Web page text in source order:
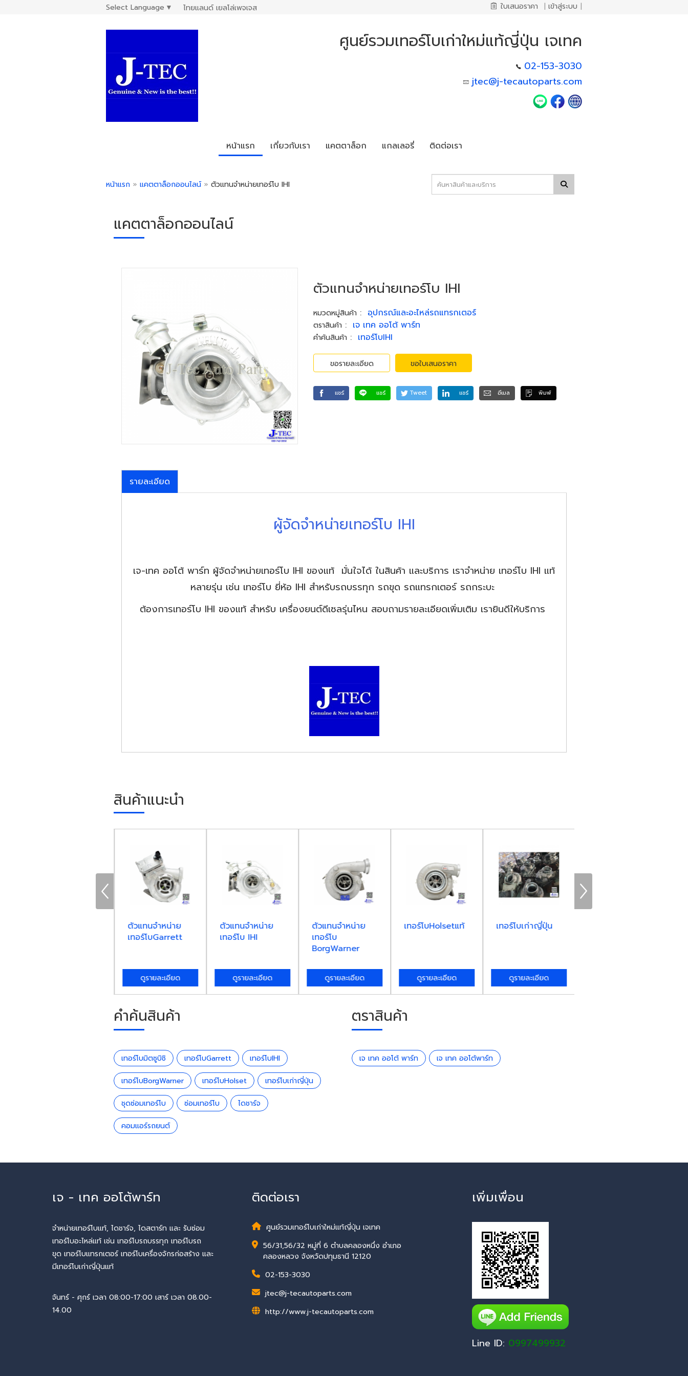
Select Language ▼ ไทยแลนด์ เยลโล่เพจเจส ใบเสนอราคา | เข้าสู่ระบบ |
ศูนย์รวมเทอร์โบเก่าใหม่แท้ญี่ปุ่น เจเทค
02-153-3030
jtec@j-tecautoparts.com
หน้าแรก เกี่ยวกับเรา แคตตาล็อก แกลเลอรี่ ติดต่อเรา
หน้าแรก » แคตตาล็อกออนไลน์ » ตัวแทนจำหน่ายเทอร์โบ IHI
แคตตาล็อกออนไลน์
ตัวแทนจำหน่ายเทอร์โบ IHI
หมวดหมู่สินค้า : อุปกรณ์และอะไหล่รถแทรกเตอร์
ตราสินค้า : เจ เทค ออโต้ พาร์ท
คำค้นสินค้า : เทอร์โบIHI
ขอรายละเอียด ขอใบเสนอราคา
แชร์ แชร์ Tweet แชร์ อีเมล พิมพ์
รายละเอียด
ผู้จัดจำหน่ายเทอร์โบ IHI
เจ-เทค ออโต้ พาร์ท ผู้จัดจำหน่ายเทอร์โบ IHI ของแท้ มั่นใจได้ ในสินค้า และบริการ เราจำหน่าย เทอร์โบ IHI แท้
หลายรุ่น เช่น เทอร์โบ ยี่ห้อ IHI สำหรับรถบรรทุก รถขุด รถแทรกเตอร์ รถกระบะ
ต้องการเทอร์โบ IHI ของแท้ สำหรับ เครื่องยนต์ดีเซลรุ่นไหน สอบถามรายละเอียดเพิ่มเติม เรายินดีให้บริการ
สินค้าแนะนำ
ตัวแทนจำหน่าย
เทอร์โบGarrett
ดูรายละเอียด
ตัวแทนจำหน่าย
เทอร์โบ IHI
ดูรายละเอียด
ตัวแทนจำหน่าย
เทอร์โบ
BorgWarner
ดูรายละเอียด
เทอร์โบHolsetแท้
ดูรายละเอียด
เทอร์โบเก่าญี่ปุ่น
ดูรายละเอียด
คำค้นสินค้า
เทอร์โบมิตซูบิชิ เทอร์โบGarrett เทอร์โบIHI
เทอร์โบBorgWarner เทอร์โบHolset เทอร์โบเก่าญี่ปุ่น
ชุดซ่อมเทอร์โบ ซ่อมเทอร์โบ ไดชาร์จ
คอมแอร์รถยนต์
ตราสินค้า
เจ เทค ออโต้ พาร์ท เจ เทค ออโต้พาร์ท
เจ - เทค ออโต้พาร์ท
จำหน่ายเทอร์โบแท้, ไดชาร์จ, ไดสตาร์ท และ รับซ่อม
เทอร์โบอะไหล่แท้ เช่น เทอร์โบรถบรรทุก เทอร์โบรถ
ขุด เทอร์โบแทรกเตอร์ เทอร์โบเครื่องจักรก่อสร้าง และ
มีเทอร์โบเก่าญี่ปุ่นแท้
จันทร์ - ศุกร์ เวลา 08:00-17:00 เสาร์ เวลา 08.00-
14.00
ติดต่อเรา
ศูนย์รวมเทอร์โบเก่าใหม่แท้ญี่ปุ่น เจเทค
56/31,56/32 หมู่ที่ 6 ตำบลคลองหนึ่ง อำเภอ
คลองหลวง จังหวัดปทุมธานี 12120
02-153-3030
jtec@j-tecautoparts.com
http://www.j-tecautoparts.com
เพิ่มเพื่อน
Line ID: 0997499932